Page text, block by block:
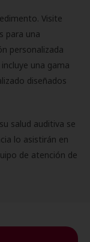
Visite
para una
personalizada
una gama
diseñados
salud auditiva se
lo asistirán en
de atención de